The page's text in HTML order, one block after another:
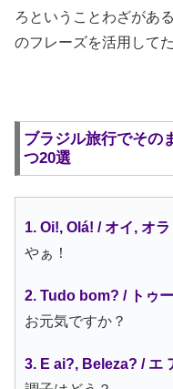
ろということわざがあ
のフレーズを活用して
ブラジル旅行でその
つ20選
1. Oi!, Olá! / オイ, オラ
やぁ！
2. Tudo bom? / トゥ
お元気ですか？
3. E ai?, Beleza? / エ